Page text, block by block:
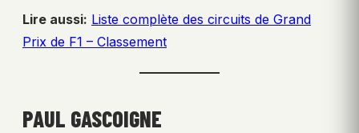
Lire aussi: Liste complète des circuits de Grand
Prix de F1 – Classement
PAUL GASCOIGNE